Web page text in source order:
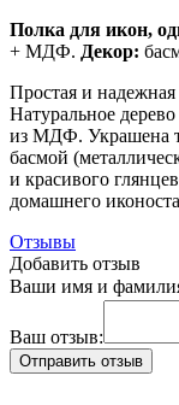
Полка для икон,
+ МДФ. Декор:
Простая и
Натуральное
из МДФ. Украшена
басмой
и красивого
домашнего
Отзывы
Добавить отзыв
Ваши имя и
Ваш отзыв: